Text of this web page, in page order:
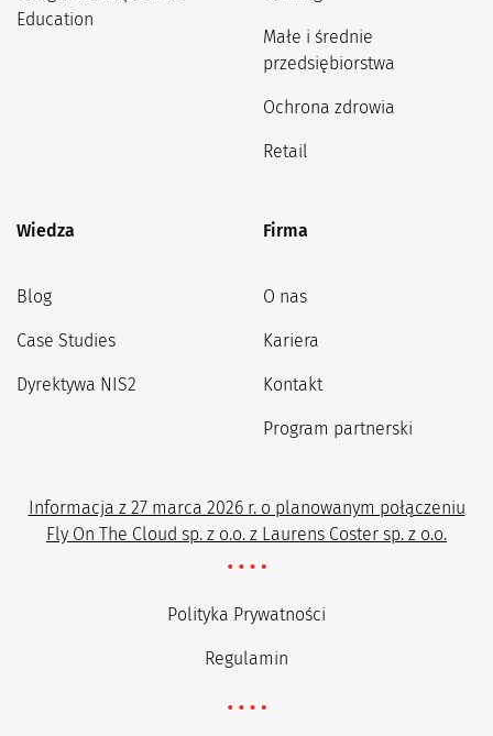
Education
Małe i średnie
przedsiębiorstwa
Ochrona zdrowia
Retail
Wiedza
Blog
Case Studies
Dyrektywa NIS2
Firma
O nas
Kariera
Kontakt
Program partnerski
Informacja z 27 marca 2026 r. o planowanym połączeniu
Fly On The Cloud sp. z o.o. z Laurens Coster sp. z o.o.
Polityka Prywatności
Regulamin